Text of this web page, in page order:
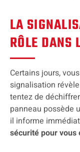
LA
RÔLE DANS
Certains jours,
signalisation
tentez de
panneau possède
il informe
sécurité pour